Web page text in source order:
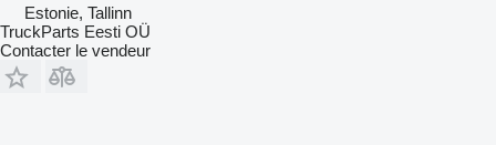
Estonie, Tallinn
TruckParts Eesti OÜ
Contacter le vendeur